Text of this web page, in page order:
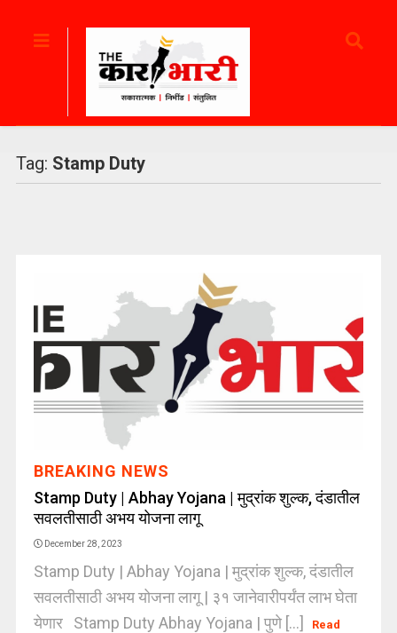
Tag: Stamp Duty
BREAKING NEWS
Stamp Duty | Abhay Yojana | मुद्रांक शुल्क, दंडातील
सवलतीसाठी अभय योजना लागू
December 28, 2023
Stamp Duty | Abhay Yojana | मुद्रांक शुल्क, दंडातील
सवलतीसाठी अभय योजना लागू | ३१ जानेवारीपर्यंत लाभ घेता
येणार Stamp Duty Abhay Yojana | पुणे [...]
Read